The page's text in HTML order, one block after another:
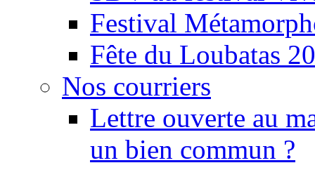
Festival
Fête du Loubatas
Nos courriers
Lettre ouverte au
un bien commun ?